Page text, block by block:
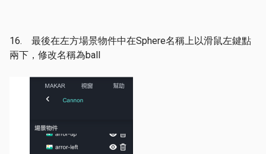
16. 最後在左方場景物件中在Sphere名稱上以滑鼠左鍵點
兩下，修改名稱為ball